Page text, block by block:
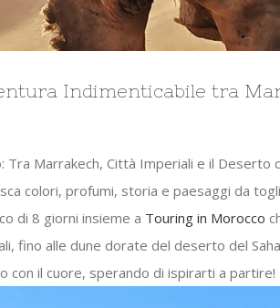
Indimenticabile tra
Tra Marrakech, Città Imperiali e il Deserto
colori, profumi, storia e paesaggi da
di 8 giorni insieme a Touring in Morocco
, fino alle dune dorate del deserto del
con il cuore, sperando di ispirarti a partire!